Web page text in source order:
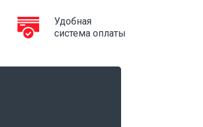
Удобная
система оплаты